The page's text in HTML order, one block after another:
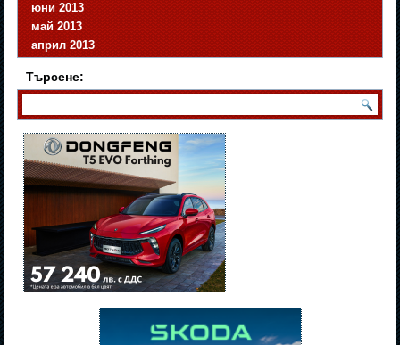
юни 2013
май 2013
април 2013
Търсене: